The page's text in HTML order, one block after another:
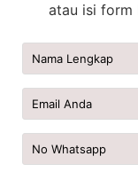
atau isi form